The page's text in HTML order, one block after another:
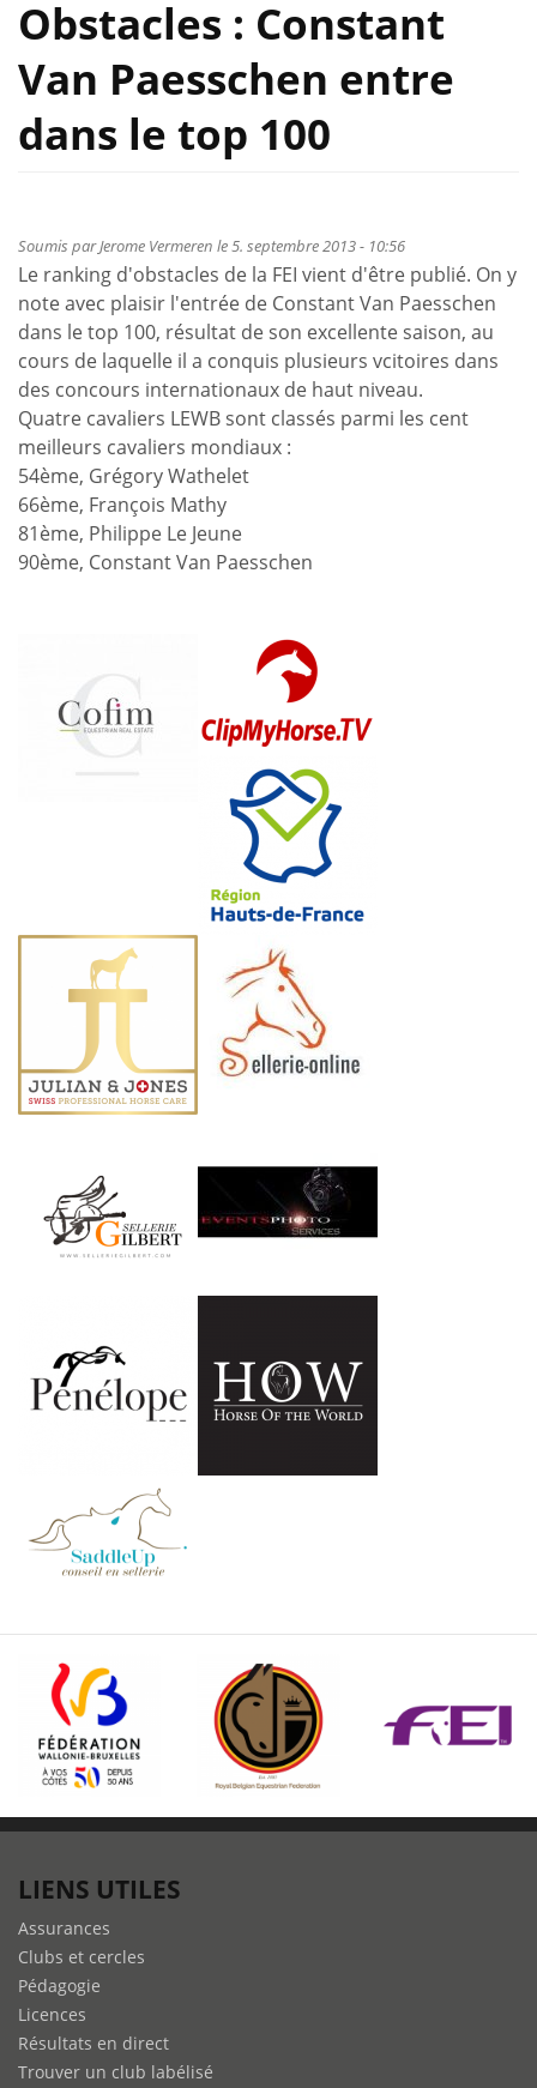
Obstacles : Constant
Van Paesschen entre
dans le top 100
Soumis parJerome Vermeren le 5. septembre 2013 - 10:56
Le ranking d'obstacles de la FEI vient d'être publié. On y
note avec plaisir l'entrée de Constant Van Paesschen
dans le top 100, résultat de son excellente saison, au
cours de laquelle il a conquis plusieurs vcitoires dans
des concours internationaux de haut niveau.
Quatre cavaliers LEWB sont classés parmi les cent
meilleurs cavaliers mondiaux :
54ème, Grégory Wathelet
66ème, François Mathy
81ème, Philippe Le Jeune
90ème, Constant Van Paesschen
LIENS UTILES
Assurances
Clubs et cercles
Pédagogie
Licences
Résultats en direct
Trouver un club labélisé